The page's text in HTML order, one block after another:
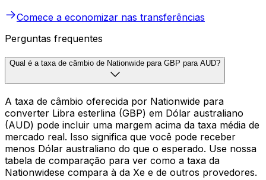
Comece a economizar nas transferências
Perguntas frequentes
Qual é a taxa de câmbio de Nationwide para GBP para AUD?
A taxa de câmbio oferecida por Nationwide para
converter Libra esterlina (GBP) em Dólar australiano
(AUD) pode incluir uma margem acima da taxa média de
mercado real. Isso significa que você pode receber
menos Dólar australiano do que o esperado. Use nossa
tabela de comparação para ver como a taxa da
Nationwidese compara à da Xe e de outros provedores.